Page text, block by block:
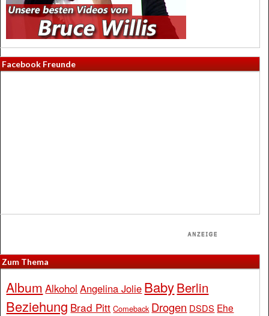
Facebook Freunde
Zum Thema
Album Alkohol Angelina Jolie BabyBerlin
Beziehung Brad Pitt Comeback Drogen DSDS Ehe